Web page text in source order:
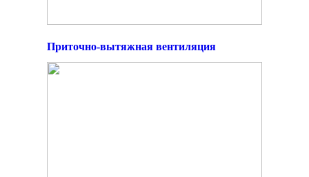
Приточно-вытяжная вентиляция